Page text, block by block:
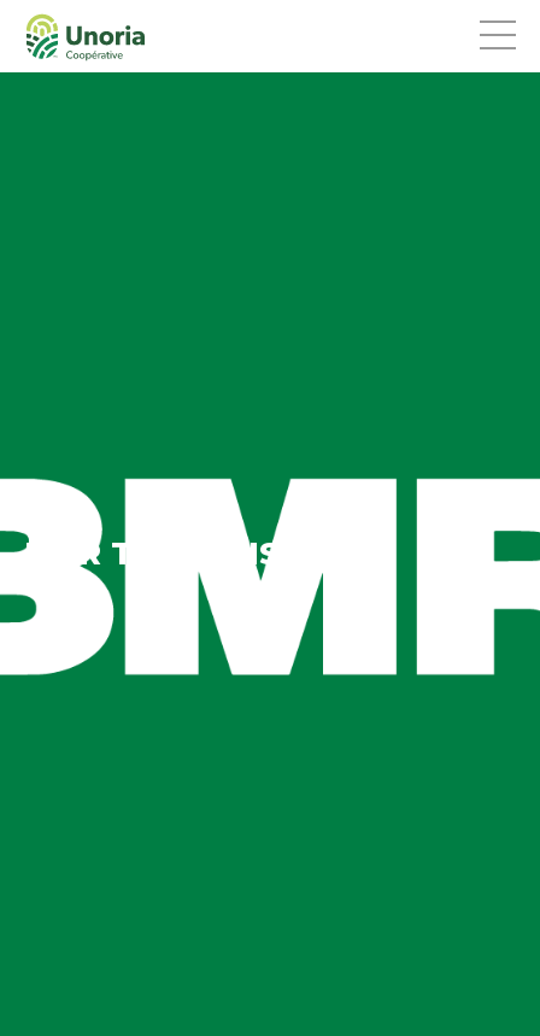
BMR TROIS-PISTOLES